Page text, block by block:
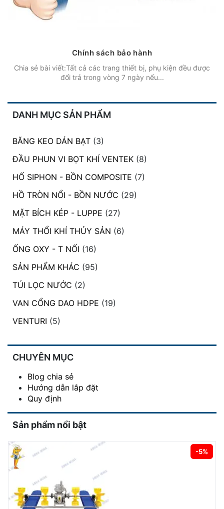
Chính sách bảo hành
Chia sẻ bài viết:Tất cả các trang thiết bị, phụ kiện đều được
đổi trả trong vòng 7 ngày nếu...
DANH MỤC SẢN PHẨM
BĂNG KEO DÁN BẠT (3)
ĐẦU PHUN VI BỌT KHÍ VENTEK (8)
HỐ SIPHON - BỒN COMPOSITE (7)
HỒ TRÒN NỔI - BỒN NƯỚC (29)
MẶT BÍCH KÉP - LUPPE (27)
MÁY THỔI KHÍ THỦY SẢN (6)
ỐNG OXY - T NỐI (16)
SẢN PHẨM KHÁC (95)
TÚI LỌC NƯỚC (2)
VAN CỔNG DAO HDPE (19)
VENTURI (5)
CHUYÊN MỤC
Blog chia sẻ
Hướng dẫn lắp đặt
Quy định
Sản phẩm nổi bật
-5%